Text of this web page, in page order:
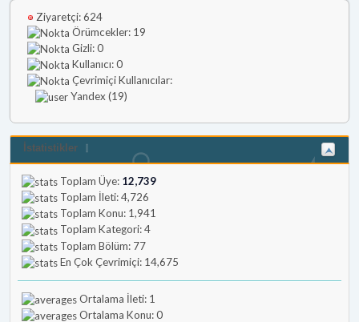
Ziyaretçi: 624
Örümcekler: 19
Gizli: 0
Kullanıcı: 0
Çevrimiçi Kullanıcılar:
Yandex (19)
İstatistikler
Toplam Üye: 12,739
Toplam İleti: 4,726
Toplam Konu: 1,941
Toplam Kategori: 4
Toplam Bölüm: 77
En Çok Çevrimiçi: 14,675
Ortalama İleti: 1
Ortalama Konu: 0